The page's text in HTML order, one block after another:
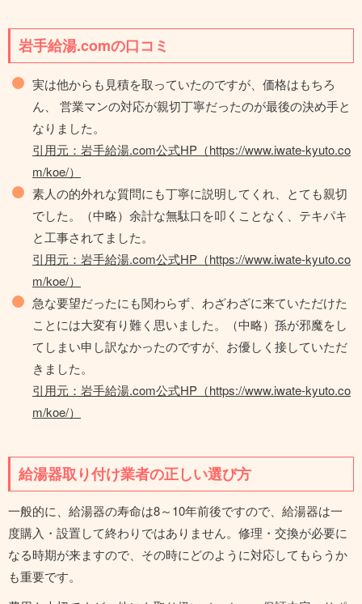
岩手給湯.comの口コミ
実は他からも見積を取っていたのですが、価格はもちろ
ん、 営業マンの対応が親切丁寧だったのが最後の決め手と
なりました。
引用元：岩手給湯.com公式HP（https://www.iwate-kyuto.co
m/koe/）
素人の的外れな質問にも丁寧に説明してくれ、とても親切
でした。（中略）余計な無駄口を叩くことなく、テキパキ
と工事されてました。
引用元：岩手給湯.com公式HP（https://www.iwate-kyuto.co
m/koe/）
急な要望だったにも関わらず、わざわざに来ていただけた
ことには大変有り難く思いました。（中略）孫が邪魔をし
てしまい申し訳なかったのですが、お優しく接していただ
きました。
引用元：岩手給湯.com公式HP（https://www.iwate-kyuto.co
m/koe/）
給湯器取り付け業者の正しい選び方
一般的に、給湯器の寿命は8～10年前後ですので、給湯器は一
度購入・設置して終わりではありません。修理・交換が必要に
なる時期が来ますので、その時にどのように対応してもらうか
も重要です。